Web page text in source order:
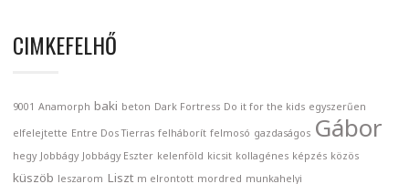
CIMKEFELHŐ
9001 Anamorph baki beton Dark Fortress Do it for the kids egyszerűen
elfelejtette Entre Dos Tierras felháborít felmosó gazdaságos Gábor
hegy Jobbágy Jobbágy Eszter kelenföld kicsit kollagénes képzés közös
küszöb leszarom Liszt m elrontott mordred munkahelyi